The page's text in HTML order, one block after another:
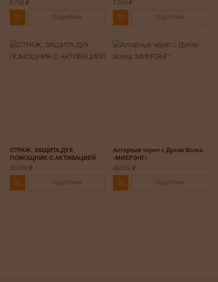
6 700 ₽
Подробнее
7 000 ₽
Подробнее
СТРАЖ. ЗАЩИТА.ДУХ
ПОМОЩНИК С АКТИВАЦИЕЙ
30 000 ₽
Подробнее
Алтарный череп с Духом Волка
«МИЕРЭНГ»
49 000 ₽
Подробнее